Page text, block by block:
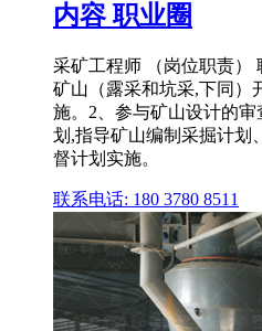
内容 职业圈
采矿工程师 （岗位职责）
矿山（露采和坑采,下同）
施。2、参与矿山设计的
划,指导矿山编制采掘计划
督计划实施。
联系电话: 180 3780 8511